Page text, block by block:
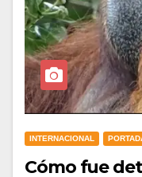
INTERNACIONAL
Cómo fue